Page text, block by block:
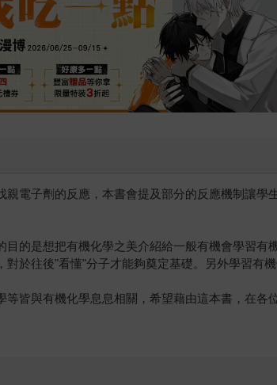
親電子劑的反應，本書會提及部分的反應機制讓
的是想把有機化學之美介紹給一般有機會學習
對於往後"看懂"分子才能夠奠定基礎。另外學習有
等皆與有機化學息息相關，希望藉由這本書，在各